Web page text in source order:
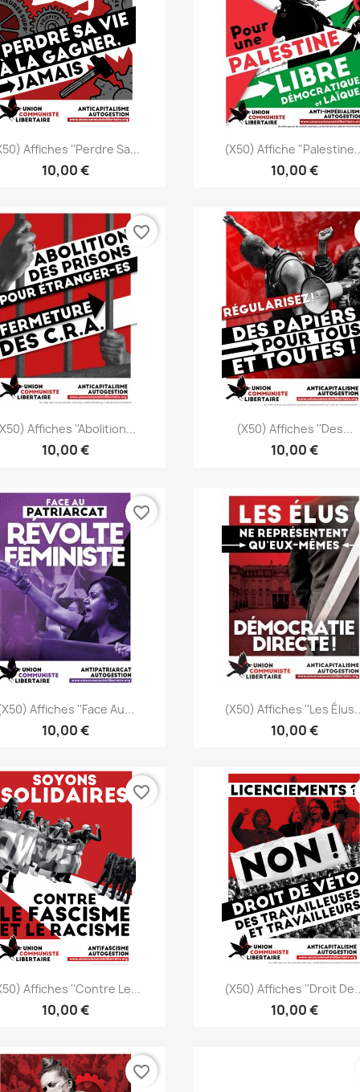
Aperçu rapide
Affiches ''Perdre Sa...
10,00 €
Aperçu rapide
(x50) Affiche
10,00 €
Aperçu rapide
Affiches ''Abolition...
10,00 €
favorite_border
Aperçu rapide
(x50) Affiches ''Des...
10,00 €
 Aperçu rapide
Affiches ''Face Au...
10,00 €
favorite_border
Aperçu rapide
(x50) Affiches ''Les
10,00 €
Aperçu rapide
Affiches ''Contre Le...
10,00 €
favorite_border
Aperçu rapide
(x50) Affiches ''Droit
10,00 €
favorite_border